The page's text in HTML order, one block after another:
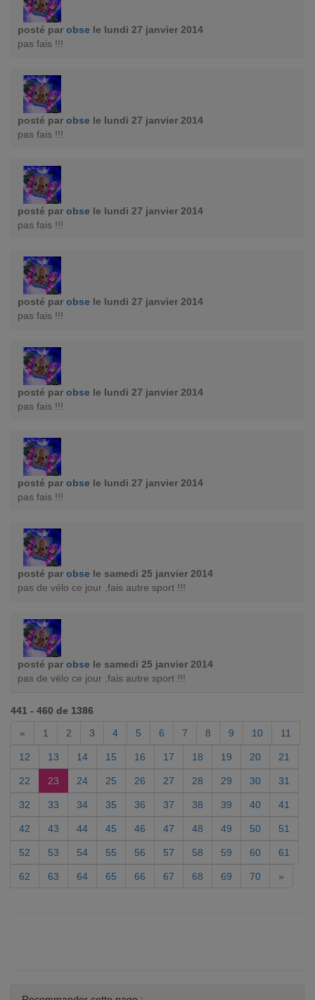
posté par obse le lundi 27 janvier 2014
pas fais !!!
posté par obse le lundi 27 janvier 2014
pas fais !!!
posté par obse le lundi 27 janvier 2014
pas fais !!!
posté par obse le lundi 27 janvier 2014
pas fais !!!
posté par obse le lundi 27 janvier 2014
pas fais !!!
posté par obse le lundi 27 janvier 2014
pas fais !!!
posté par obse le samedi 25 janvier 2014
pas de vélo ce jour ,fais autre sport !!!
posté par obse le samedi 25 janvier 2014
pas de vélo ce jour ,fais autre sport !!!
441 - 460 de 1386
«
1 2 3 4 5 6 7 8 9 10 11
12 13 14 15 16 17 18 19 20 21
22 23 24 25 26 27 28 29 30 31
32 33 34 35 36 37 38 39 40 41
42 43 44 45 46 47 48 49 50 51
52 53 54 55 56 57 58 59 60 61
62 63 64 65 66 67 68 69 70 »